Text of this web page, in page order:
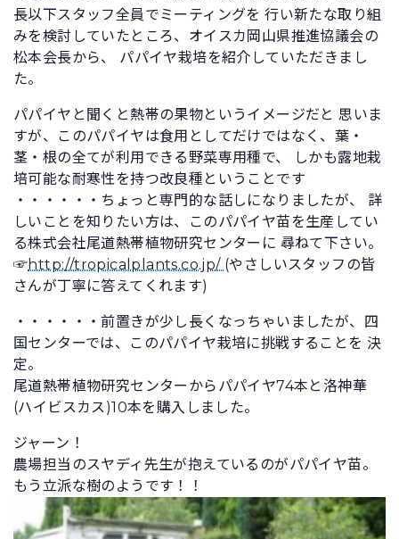
長以下スタッフ全員でミーティングを 行い新たな取り組
みを検討していたところ、オイスカ岡山県推進協議会の
松本会長から、 パパイヤ栽培を紹介していただきまし
た。
パパイヤと聞くと熱帯の果物というイメージだと 思いま
すが、このパパイヤは食用としてだけではなく、葉・
茎・根の全てが利用できる野菜専用種で、 しかも露地栽
培可能な耐寒性を持つ改良種ということです
・・・・・・ちょっと専門的な話しになりましたが、 詳
しいことを知りたい方は、このパパイヤ苗を生産してい
る株式会社尾道熱帯植物研究センターに 尋ねて下さい。
☞http://tropicalplants.co.jp/ (やさしいスタッフの皆
さんが丁寧に答えてくれます)
・・・・・・前置きが少し長くなっちゃいましたが、四
国センターでは、このパパイヤ栽培に挑戦することを 決
定。
尾道熱帯植物研究センターからパパイヤ74本と洛神華
(ハイビスカス)10本を購入しました。
ジャーン！
農場担当のスヤディ先生が抱えているのがパパイヤ苗。
もう立派な樹のようです！！